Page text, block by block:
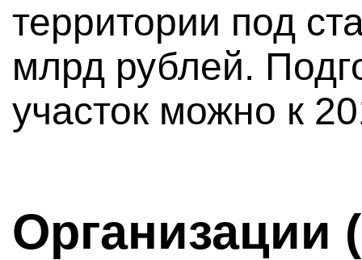
территории под
млрд рублей.
участок можно к
Организации